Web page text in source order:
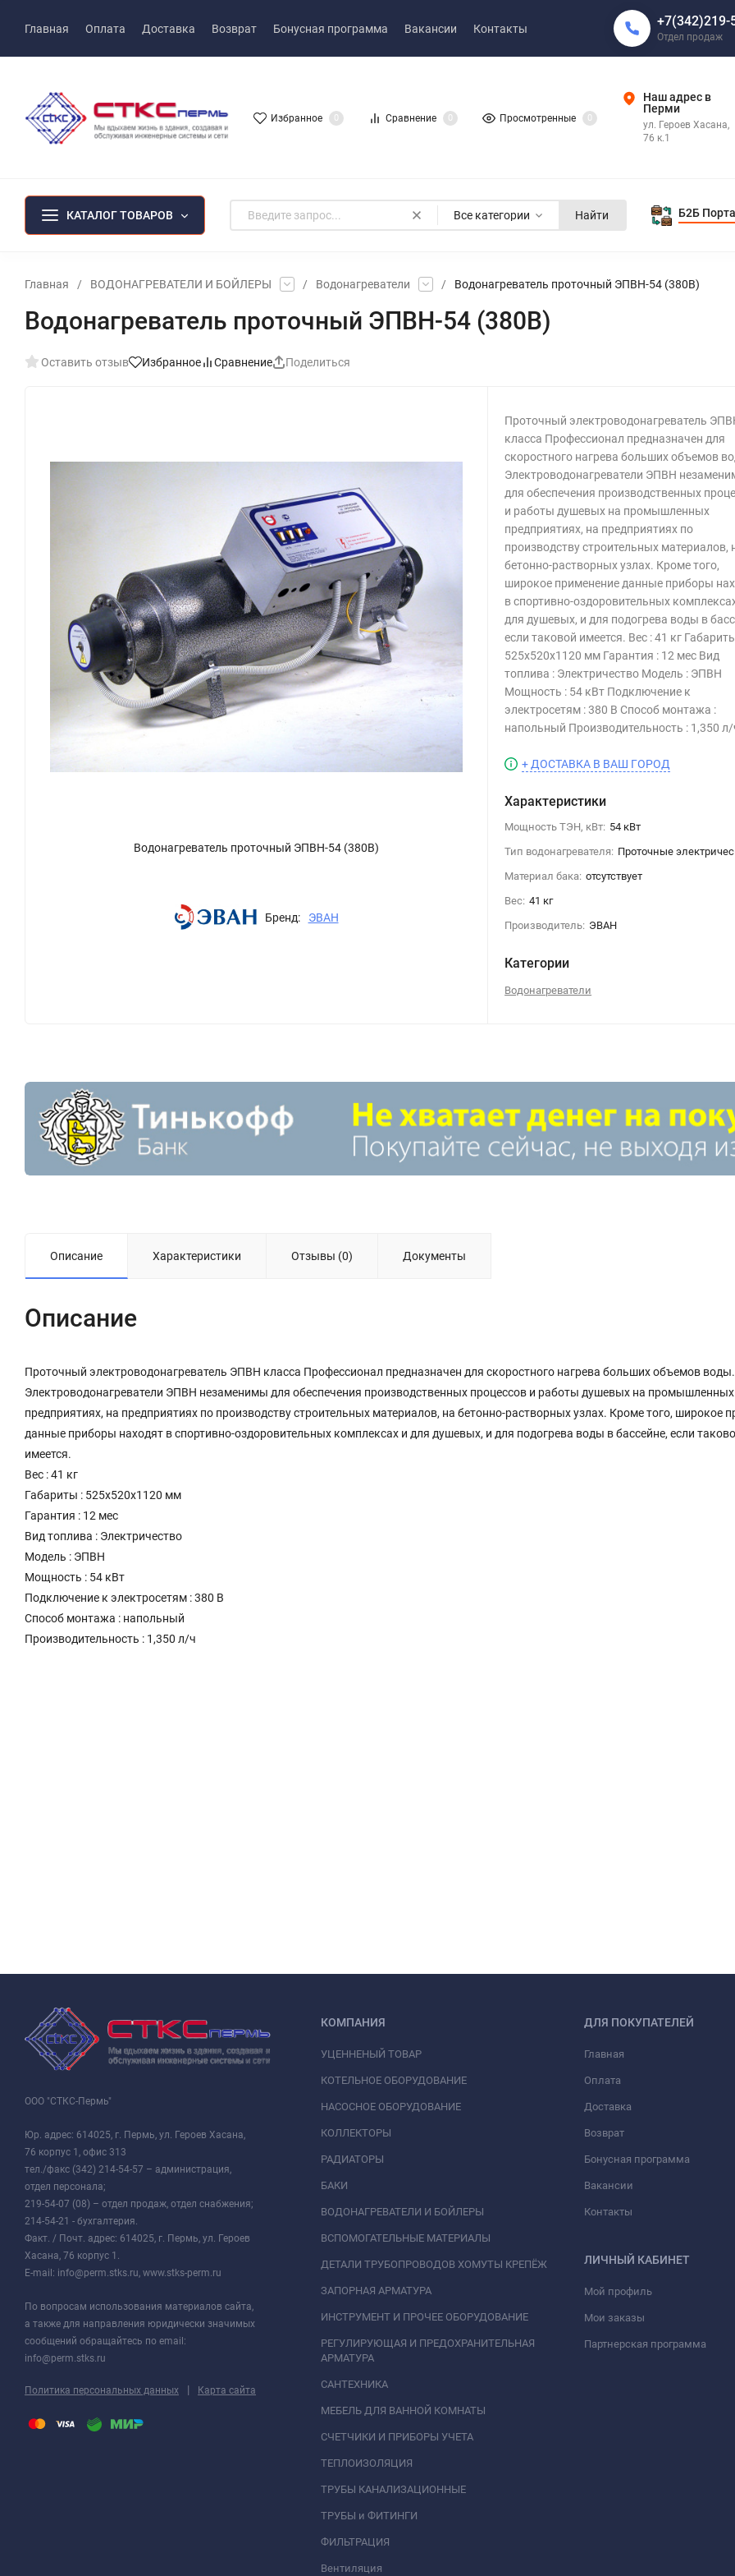
Главная Оплата Доставка Возврат Бонусная программа Вакансии Контакты +7(342)219-
Отдел продаж
Избранное 0 Сравнение 0 Просмотренные 0
Наш адрес в
Перми
ул. Героев Хасана,
76 к.1
КАТАЛОГ ТОВАРОВ Все категории Найти Б2Б
Главная / ВОДОНАГРЕВАТЕЛИ И БОЙЛЕРЫ / Водонагреватели / Водонагреватель проточный ЭПВН-54 (380В)
Водонагреватель проточный ЭПВН-54 (380В)
Оставить отзыв Избранное Сравнение Поделиться
Водонагреватель проточный ЭПВН-54 (380В)
Бренд: ЭВАН
Проточный электроводонагреватель
класса Профессионал предназначен для
скоростного нагрева больших объемов
Электроводонагреватели ЭПВН
для обеспечения производственных
и работы душевых на промышленных
предприятиях, на предприятиях по
производству строительных материалов,
бетонно-растворных узлах. Кроме того,
широкое применение данные приборы
в спортивно-оздоровительных
для душевых, и для подогрева воды в
если таковой имеется. Вес : 41 кг
525х520х1120 мм Гарантия : 12 мес Вид
топлива : Электричество Модель : ЭПВН
Мощность : 54 кВт Подключение к
электросетям : 380 В Способ монтажа :
напольный Производительность : 1,350
+ ДОСТАВКА В ВАШ ГОРОД
Характеристики
Мощность ТЭН, кВт: 54 кВт
Тип водонагревателя: Проточные
Материал бака: отсутствует
Вес: 41 кг
Производитель: ЭВАН
Категории
Водонагреватели
Описание Характеристики Отзывы (0) Документы
Описание
Проточный электроводонагреватель ЭПВН класса Профессионал предназначен для скоростного нагрева больших объемов воды.
Электроводонагреватели ЭПВН незаменимы для обеспечения производственных процессов и работы душевых на промышленных
предприятиях, на предприятиях по производству строительных материалов, на бетонно-растворных узлах. Кроме того, широкое
данные приборы находят в спортивно-оздоровительных комплексах и для душевых, и для подогрева воды в бассейне, если
имеется.
Вес : 41 кг
Габариты : 525х520х1120 мм
Гарантия : 12 мес
Вид топлива : Электричество
Модель : ЭПВН
Мощность : 54 кВт
Подключение к электросетям : 380 В
Способ монтажа : напольный
Производительность : 1,350 л/ч
ООО "СТКС-Пермь"
Юр. адрес: 614025, г. Пермь, ул. Героев Хасана,
76 корпус 1, офис 313
тел./факс (342) 214-54-57 – администрация,
отдел персонала;
219-54-07 (08) – отдел продаж, отдел снабжения;
214-54-21 - бухгалтерия.
Факт. / Почт. адрес: 614025, г. Пермь, ул. Героев
Хасана, 76 корпус 1.
E-mail: info@perm.stks.ru, www.stks-perm.ru
По вопросам использования материалов сайта,
а также для направления юридически значимых
сообщений обращайтесь по email:
info@perm.stks.ru
Политика персональных данных | Карта сайта
КОМПАНИЯ
УЦЕННЕНЫЙ ТОВАР
КОТЕЛЬНОЕ ОБОРУДОВАНИЕ
НАСОСНОЕ ОБОРУДОВАНИЕ
КОЛЛЕКТОРЫ
РАДИАТОРЫ
БАКИ
ВОДОНАГРЕВАТЕЛИ И БОЙЛЕРЫ
ВСПОМОГАТЕЛЬНЫЕ МАТЕРИАЛЫ
ДЕТАЛИ ТРУБОПРОВОДОВ ХОМУТЫ КРЕПЁЖ
ЗАПОРНАЯ АРМАТУРА
ИНСТРУМЕНТ И ПРОЧЕЕ ОБОРУДОВАНИЕ
РЕГУЛИРУЮЩАЯ И ПРЕДОХРАНИТЕЛЬНАЯ
АРМАТУРА
САНТЕХНИКА
МЕБЕЛЬ ДЛЯ ВАННОЙ КОМНАТЫ
СЧЕТЧИКИ И ПРИБОРЫ УЧЕТА
ТЕПЛОИЗОЛЯЦИЯ
ТРУБЫ КАНАЛИЗАЦИОННЫЕ
ТРУБЫ и ФИТИНГИ
ФИЛЬТРАЦИЯ
Вентиляция
ДЛЯ ПОКУПАТЕЛЕЙ
Главная
Оплата
Доставка
Возврат
Бонусная программа
Вакансии
Контакты
ЛИЧНЫЙ КАБИНЕТ
Мой профиль
Мои заказы
Партнерская программа